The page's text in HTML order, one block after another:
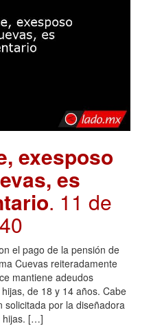
exesposo
es
. 11 de
el pago de la pensión de
Cuevas reiteradamente
mantiene adeudos
de 18 y 14 años. Cabe
solicitada por la diseñadora
hijas. […]